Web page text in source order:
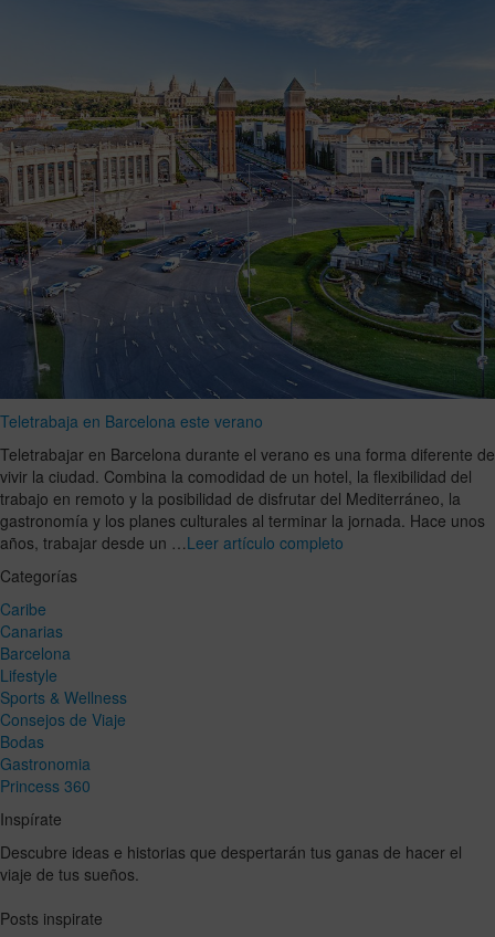
Teletrabaja en Barcelona este verano
Teletrabajar en Barcelona durante el verano es una forma diferente de
vivir la ciudad. Combina la comodidad de un hotel, la flexibilidad del
trabajo en remoto y la posibilidad de disfrutar del Mediterráneo, la
gastronomía y los planes culturales al terminar la jornada. Hace unos
años, trabajar desde un …Leer artículo completo
Categorías
Caribe
Canarias
Barcelona
Lifestyle
Sports & Wellness
Consejos de Viaje
Bodas
Gastronomia
Princess 360
Inspírate
Descubre ideas e historias que despertarán tus ganas de hacer el
viaje de tus sueños.
Posts inspirate